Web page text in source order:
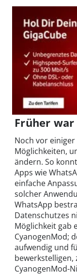
Früher war
Noch vor
Möglichkeiten,
ändern. So
Apps wie
einfache
solcher
WhatsApp
Datenschutzes
Möglichkeit gab
CyanogenMod;
aufwendig und
bewerkstelligen,
CyanogenMod-